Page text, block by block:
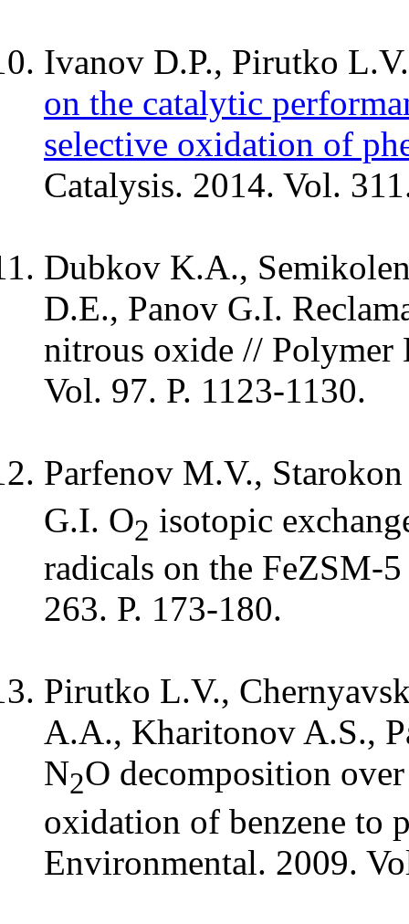
Ivanov D.P., Pirutko
on the catalytic
selective oxidation of
Catalysis. 2014. Vol.
Dubkov K.A.,
D.E., Panov G.I.
nitrous oxide // Polymer
Vol. 97. P. 1123-1130.
Parfenov M.V.,
G.I. O2 isotopic
radicals on the FeZSM-
263. P. 173-180.
Pirutko L.V.,
A.A., Kharitonov A.S.,
N2O decomposition
oxidation of benzene to
Environmental. 2009.